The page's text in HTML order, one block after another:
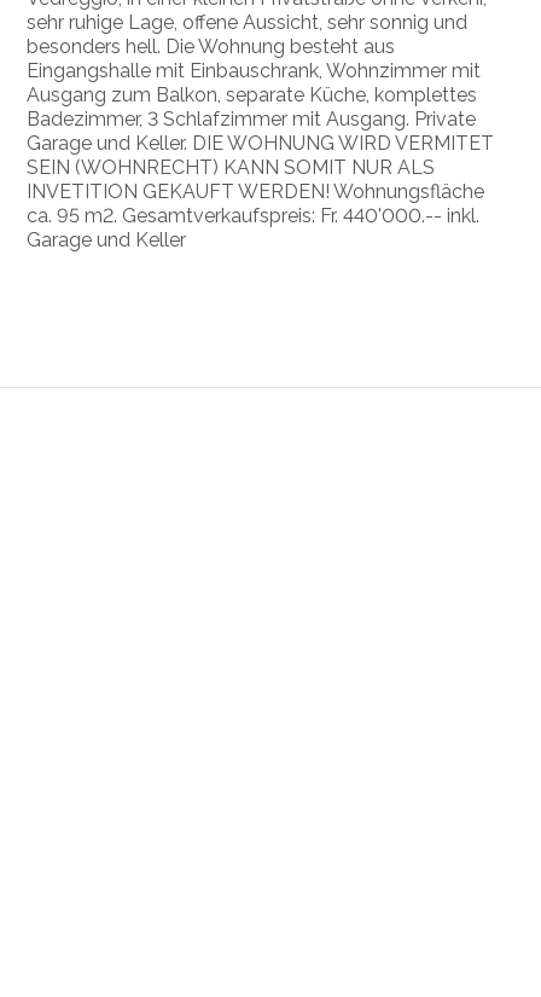
sehr ruhige Lage, offene Aussicht, sehr sonnig und
besonders hell. Die Wohnung besteht aus
Eingangshalle mit Einbauschrank, Wohnzimmer mit
Ausgang zum Balkon, separate Küche, komplettes
Badezimmer, 3 Schlafzimmer mit Ausgang. Private
Garage und Keller. DIE WOHNUNG WIRD VERMITET
SEIN (WOHNRECHT) KANN SOMIT NUR ALS
INVETITION GEKAUFT WERDEN! Wohnungsfläche
ca. 95 m2. Gesamtverkaufspreis: Fr. 440'000.-- inkl.
Garage und Keller